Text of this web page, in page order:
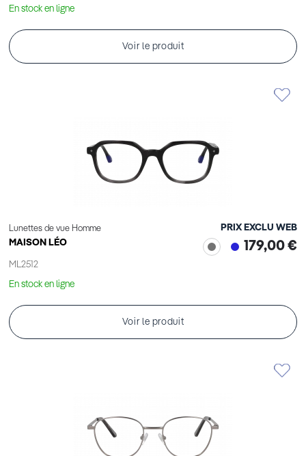
En stock en ligne
Voir le produit
Lunettes de vue Homme
MAISON LÉO
ML2512
PRIX EXCLU WEB
179,00 €
En stock en ligne
Voir le produit